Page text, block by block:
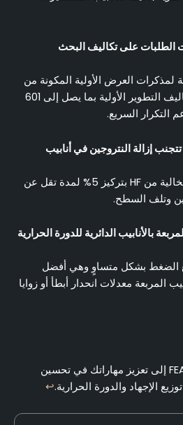
الطلبات على تكاليف البحث
لمذكرات العرض الأولية المكونة من
خمس وحدات أو أقل من تكاليف التطوير الأولية بما يصل إلى 601
إزالة النتروجين في أنابيب
استخدم محاليل التنظيف الخالية من HF بتركيز 5% لمدة تقل عن
بالأنابيب الدائرية للدورة الحرارية
الضغط بشكل متساوٍ وهي أفضل
المربعة معدلات انحدار أبطأ أو زوايا
يمكن أن يؤدي فهم FEA إلى تعزيز مهاراتك في تحسين
الإجهاد والدورة الحرارية.↩